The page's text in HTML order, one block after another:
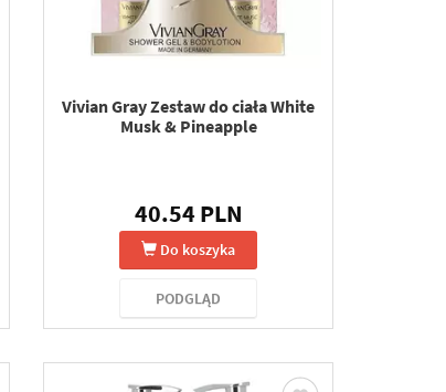
Vivian Gray Zestaw do ciała White
Musk & Pineapple
40.54 PLN
Do koszyka
PODGLĄD